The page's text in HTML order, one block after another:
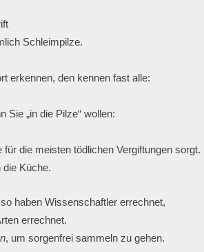
Schleimpilze.
erkennen, den kennen fast alle:
die meisten tödlichen Vergiftungen sorgt.
haben Wissenschaftler errechnet,
errechnet.